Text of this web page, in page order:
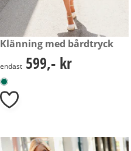
599,- kr
Klänning med bårdtryck
599,- kr
endast 599,- kr